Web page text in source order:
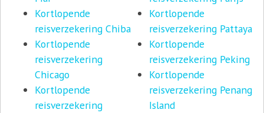
Kortlopende
reisverzekering Chiba
Kortlopende
reisverzekering
Chicago
Kortlopende
reisverzekering
Kortlopende
reisverzekering Pattaya
Kortlopende
reisverzekering Peking
Kortlopende
reisverzekering Penang
Island